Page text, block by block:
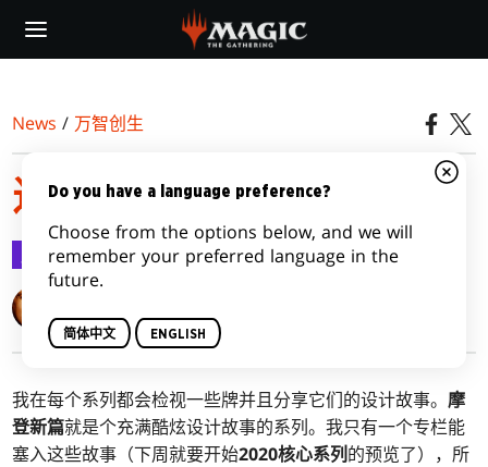
main
News / 万智创生
近代时代
万智创生 2019-06-10
我在每个系列都会检视一些牌并且分享它们的设计故事。摩
登新篇就是个充满酷炫设计故事的系列。我只有一个专栏能
塞入这些故事（下周就要开始2020核心系列的预览了），所
Do you have a language preference?
Choose from the options below, and we will
remember your preferred language in the
future.
简体中文 ENGLISH